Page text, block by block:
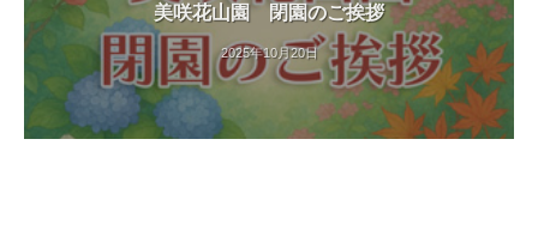
美咲花山園 閉園のご挨拶
2025年10月20日